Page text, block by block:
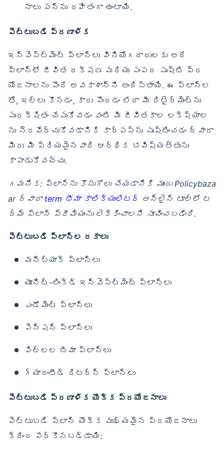
నాలు పన్ను రహితంగా ఉంటాయి.
పెట్టుబడి ప్రణాళిక
ఇన్వెస్ట్‌మెంట్ ప్లాన్‌లు వినియోగదారులకు అదే
ప్లాన్‌లో జీవిత రక్షణ మరియు సంపద సృష్టి ప్ర
యోజనాలను పొందే అవకాశాన్ని అందిస్తాయి. ఈ ప్లాన్‌ల
తో, ఇల్లు కొనడం, కారు పొందడం లేదా మీ రిటైర్‌మెంట్‌ను
సురక్షితం చేసుకోవడం వంటి మీ జీవితకాల లక్ష్యాల
ను నెరవేర్చుకోవడానికి కార్పస్‌ను సృష్టించడం ద్వారా
మీరు మీ ప్రియమైనవారి ఆర్థిక భవిష్యత్తును
కాపాడుకోవచ్చు.
గమనిక: ప్లాన్‌ను కొనుగోలు చేయడానికి ముందు Policybaza
ar ద్వారాterm భీమా కాలిక్యులేటర్ ఆన్‌లైన్ టూల్‌లో ట
ర్మ్ ప్లాన్ ప్రీమియంను లెక్కించాలని సూచించబడింది.
పెట్టుబడి ప్లాన్‌ల రకాలు
మనీబ్యాక్ ప్లాన్‌లు
యూనిట్-లింక్డ్ ఇన్వెస్ట్‌మెంట్ ప్లాన్‌లు
ఎండోమెంట్ ప్లాన్‌లు
పెన్షన్ ప్లాన్‌లు
పిల్లల బీమా ప్లాన్‌లు
గ్యారంటీడ్ రిటర్న్ ప్లాన్‌లు
పెట్టుబడి ప్రణాళిక యొక్క ప్రయోజనాలు
పెట్టుబడి ప్లాన్ యొక్క ముఖ్యమైన ప్రయోజనాలు
క్రింద పేర్కొనబడ్డాయి: